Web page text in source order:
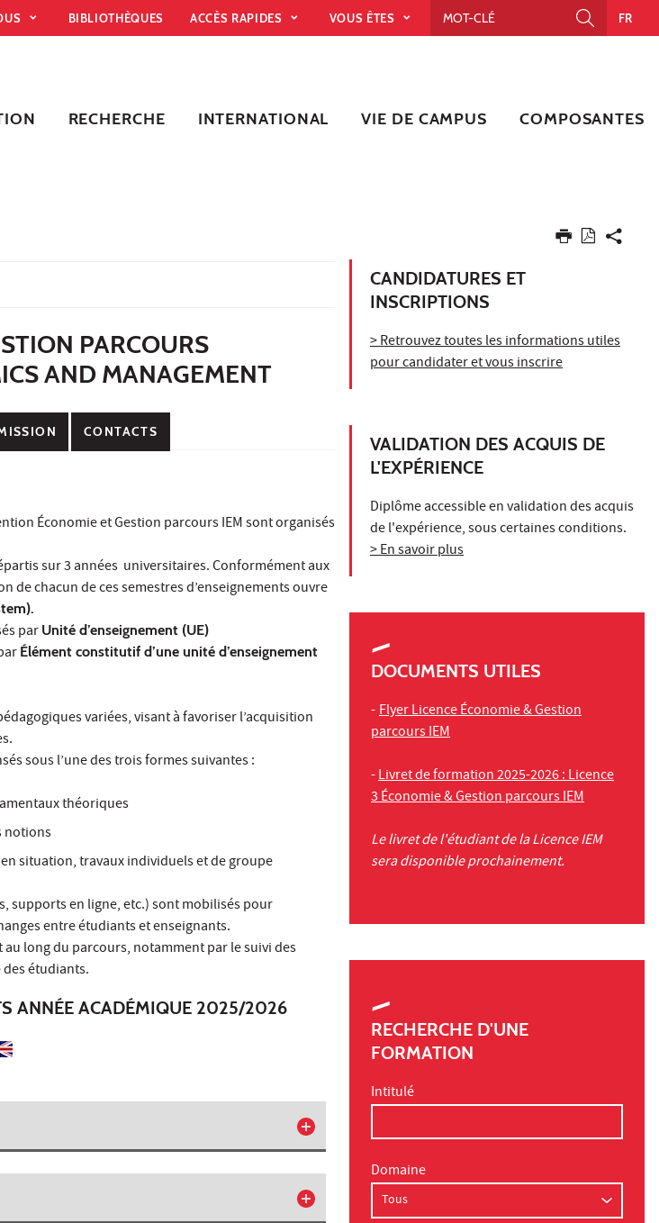
BIBLIOTHÈQUES ACCÈS RAPIDES VOUS ÊTES FR
RECHERCHE INTERNATIONAL VIE DE CAMPUS COMPOSANTES
PARCOURS
AND MANAGEMENT
CONTACTS
Économie et Gestion parcours IEM sont organisés
sur 3 années universitaires. Conformément aux
de chacun de ces semestres d’enseignements ouvre
par Unité d’enseignement (UE)
Élément constitutif d’une unité d’enseignement
variées, visant à favoriser l’acquisition
sous l’une des trois formes suivantes :
théoriques
notions
situation, travaux individuels et de groupe
supports en ligne, etc.) sont mobilisés pour
entre étudiants et enseignants.
long du parcours, notamment par le suivi des
étudiants.
ANNÉE ACADÉMIQUE 2025/2026
CANDIDATURES ET
INSCRIPTIONS
> Retrouvez toutes les informations utiles
pour candidater et vous inscrire
VALIDATION DES ACQUIS DE
L'EXPÉRIENCE
Diplôme accessible en validation des acquis
de l'expérience, sous certaines conditions.
> En savoir plus
DOCUMENTS UTILES
-Flyer Licence Économie & Gestion
parcours IEM
-Livret de formation 2025-2026 : Licence
3 Économie & Gestion parcours IEM
Le livret de l'étudiant de la Licence IEM
sera disponible prochainement.
RECHERCHE D'UNE
FORMATION
Intitulé
Domaine